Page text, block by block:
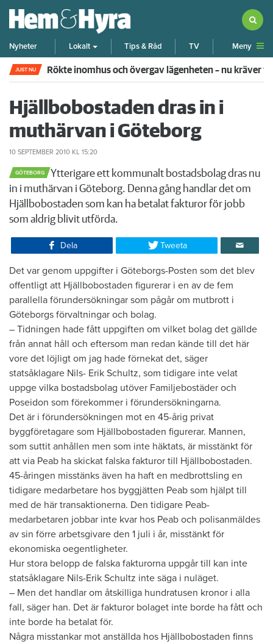
Nyheter Lokalt Tips & Råd TV Meny
JUST NU Rökte inomhus och övergav lägenheten – nu kräver
Hjällbobostaden dras in i
muthärvan i Göteborg
10 SEPTEMBER 2010 KL 15:20
GÖTEBORG
​Ytterigare ett kommunalt bostadsbolag dras nu
in i muthärvan i Göteborg. Denna gång handlar det om
Hjällbobostaden som kan ha betalat fakturor för jobb
som aldrig blivit utförda.
Dela Tweeta
​Det var genom uppgifter i Göteborgs-Posten som det blev
offentligt att Hjällbobostaden figurerar i en av de fem
parallella förundersökningar som pågår om mutbrott i
Göteborgs förvaltningar och bolag.
– Tidningen hade fått uppgiften om vilket bolag det gällde
från annat håll och eftersom man redan kände till det här
vore det löjligt om jag hade förnekat det, säger
statsåklagare Nils- Erik Schultz, som tidigare inte velat
uppge vilka bostadsbolag utöver Familjebostäder och
Poseidon som förekommer i förundersökningarna.
Det är i förundersökningen mot en 45-årig privat
byggföretagare som Hjällbobostaden figurerar. Mannen,
som suttit anhållen men som inte häktats, är misstänkt för
att via Peab ha skickat falska fakturor till Hjällbobostaden.
45-åringen misstänks även ha haft en medbrottsling en
tidigare medarbetare hos byggjätten Peab som hjälpt till
med de här transaktionerna. Den tidigare Peab-
medarbetaren jobbar inte kvar hos Peab och polisanmäldes
av sin förre arbetsgivare den 1 juli i år, misstänkt för
ekonomiska oegentligheter.
Hur stora belopp de falska fakturorna uppgår till kan inte
statsåklagare Nils-Erik Schultz inte säga i nuläget.
– Men det handlar om åtskilliga hundratusen kronor i alla
fall, säger han. Det är fakturor bolaget inte borde ha fått och
inte borde ha betalat för.
Några misstankar mot anställda hos Hjällbobostaden finns